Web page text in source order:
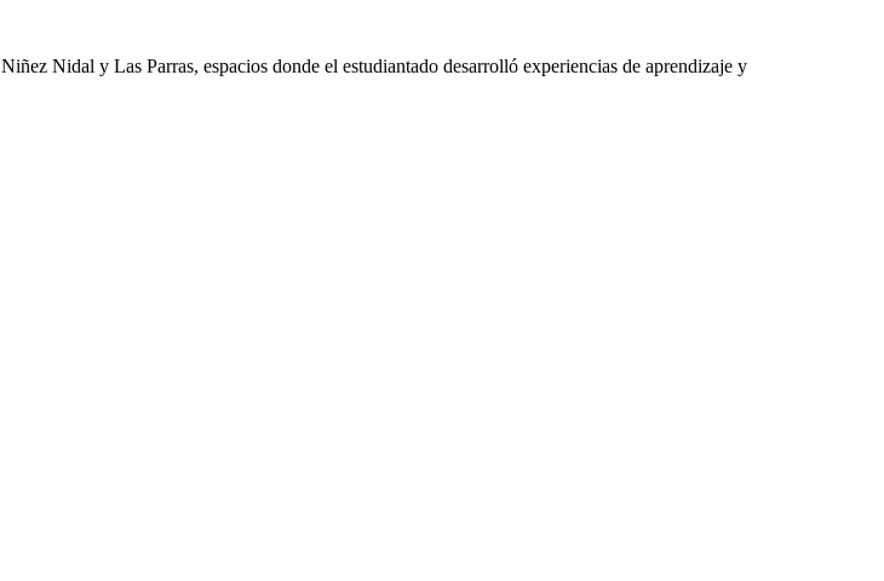
Nidal y Las Parras, espacios donde el estudiantado desarrolló experiencias de aprendizaje y